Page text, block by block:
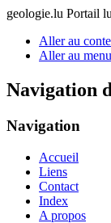
geologie.lu Portail
Aller au
Aller au
Navigation
Navigation
Accueil
Liens
Contact
Index
A propos